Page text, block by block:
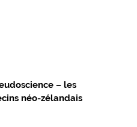
– les
néo-zélandais